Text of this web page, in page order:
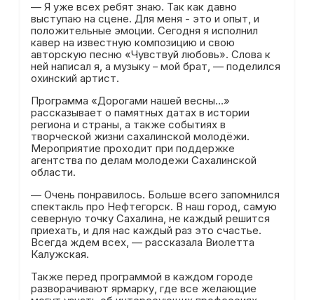
— Я уже всех ребят знаю. Так как давно
выступаю на сцене. Для меня - это и опыт, и
положительные эмоции. Сегодня я исполнил
кавер на известную композицию и свою
авторскую песню «Чувствуй любовь». Слова к
ней написал я, а музыку – мой брат, — поделился
охинский артист.
Программа «Дорогами нашей весны…»
рассказывает о памятных датах в истории
региона и страны, а также событиях в
творческой жизни сахалинской молодёжи.
Мероприятие проходит при поддержке
агентства по делам молодежи Сахалинской
области.
— Очень понравилось. Больше всего запомнился
спектакль про Нефтегорск. В наш город, самую
северную точку Сахалина, не каждый решится
приехать, и для нас каждый раз это счастье.
Всегда ждем всех, — рассказала Виолетта
Калужская.
Также перед программой в каждом городе
разворачивают ярмарку, где все желающие